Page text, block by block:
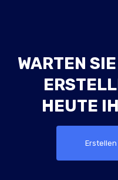
WARTEN
HEUTE
Erstellen